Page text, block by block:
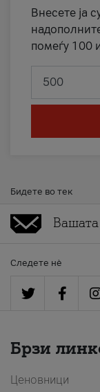
Внесете ја
помеѓу 100
Бидете во тек
Следете нè
Брзи
Ценовници